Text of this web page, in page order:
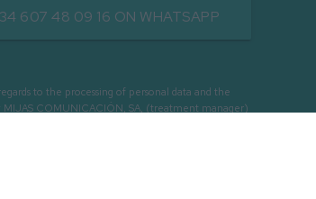
607 48 09 16 ON WHATSAPP
to the processing of personal data and the
COMUNICACIÓN, SA, (treatment manager)